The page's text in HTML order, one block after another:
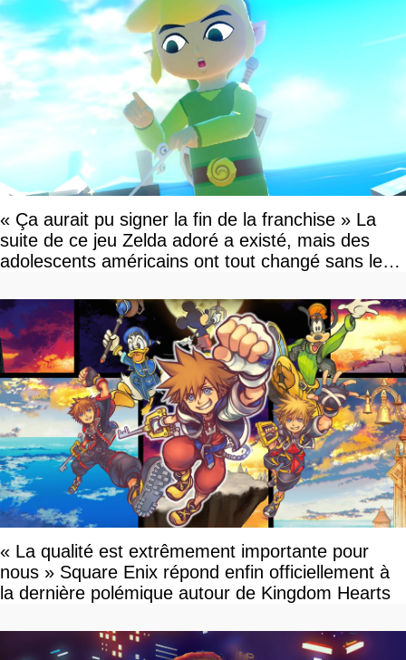
« Ça aurait pu signer la fin de la franchise » La
suite de ce jeu Zelda adoré a existé, mais des
adolescents américains ont tout changé sans le
« La qualité est extrêmement importante pour
nous » Square Enix répond enfin officiellement à
la dernière polémique autour de Kingdom Hearts